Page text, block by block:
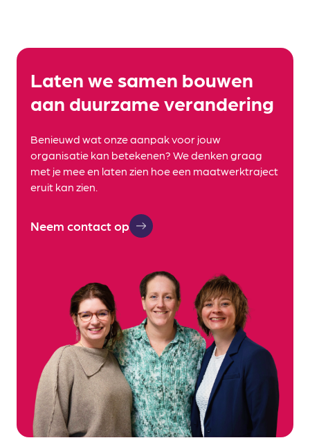
Laten we samen bouwen
aan duurzame verandering
Benieuwd wat onze aanpak voor jouw
organisatie kan betekenen? We denken graag
met je mee en laten zien hoe een maatwerktraject
eruit kan zien.
Neem contact op